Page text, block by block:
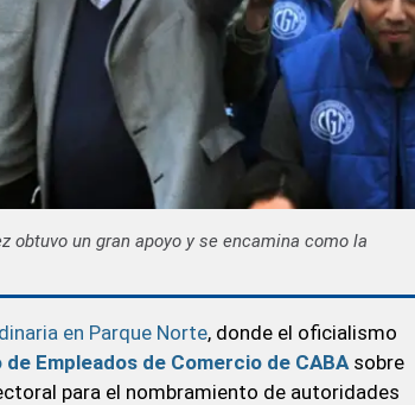
obtuvo un gran apoyo y se encamina como la
en Parque Norte, donde el oficialismo
Empleados de Comercio de CABAsobre
para el nombramiento de autoridades